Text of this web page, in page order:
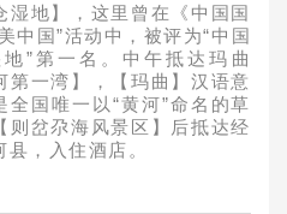
湿地】，这里曾在《中国国
中国”活动中，被评为“中国
”第一名。中午抵达玛曲
第一湾】，【玛曲】汉语意
全国唯一以“黄河”命名的草
则岔尕海风景区】后抵达经
，入住酒店。